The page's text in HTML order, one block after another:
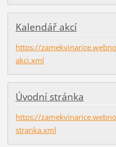
Kalendář akcí
https://
akci.xml
Úvodní stránka
https://
stranka.xml